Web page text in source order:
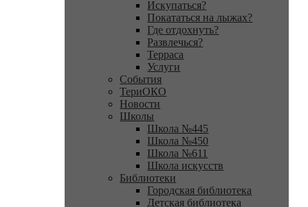
Искупаться?
Покататься на лыжах?
Где отдохнуть?
Развлечься?
Терраса
Услуги
События
ТериОКО
Новости
Школы
Школа №445
Школа №450
Школа №611
Школа искусств
Библиотеки
Городская библиотека
Детская библиотека